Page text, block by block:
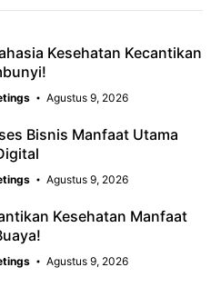
Kesehatan Kecantikan
Agustus 9, 2026
Bisnis Manfaat Utama
Agustus 9, 2026
Kesehatan Manfaat
Agustus 9, 2026